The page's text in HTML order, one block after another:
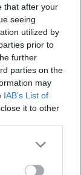
that after your
seeing
utilized by
prior to
further
parties on the
may
IAB’s List of
it to other
Google
may click to
az elsők
Email küldés